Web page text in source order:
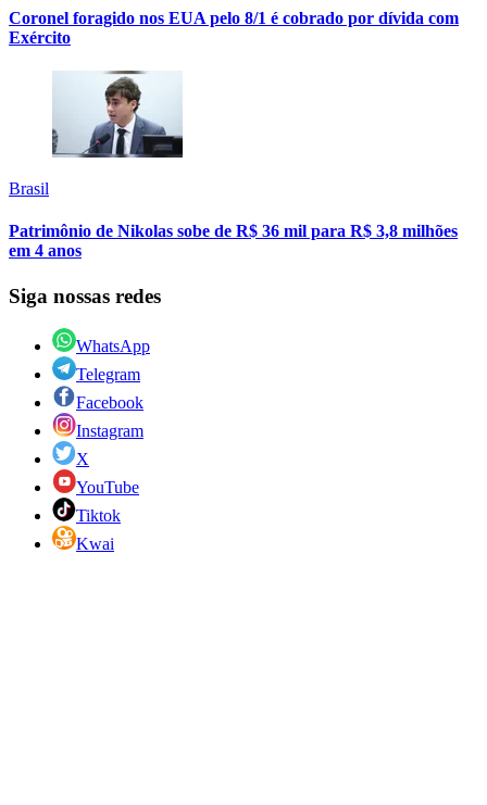
Coronel foragido nos EUA pelo 8/1 é cobrado por dívida com
Exército
Brasil
Patrimônio de Nikolas sobe de R$ 36 mil para R$ 3,8 milhões
em 4 anos
Siga nossas redes
WhatsApp
Telegram
Facebook
Instagram
X
YouTube
Tiktok
Kwai